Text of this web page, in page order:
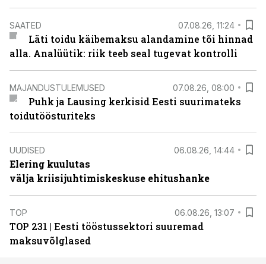
SAATED 07.08.26, 11:24
Läti toidu käibemaksu alandamine tõi hinnad
alla. Analüütik: riik teeb seal tugevat kontrolli
MAJANDUSTULEMUSED 07.08.26, 08:00
Puhk ja Lausing kerkisid Eesti suurimateks
toidutöösturiteks
UUDISED 06.08.26, 14:44
Elering kuulutas
välja kriisijuhtimiskeskuse ehitushanke
TOP 06.08.26, 13:07
TOP 231 | Eesti tööstussektori suuremad
maksuvõlglased